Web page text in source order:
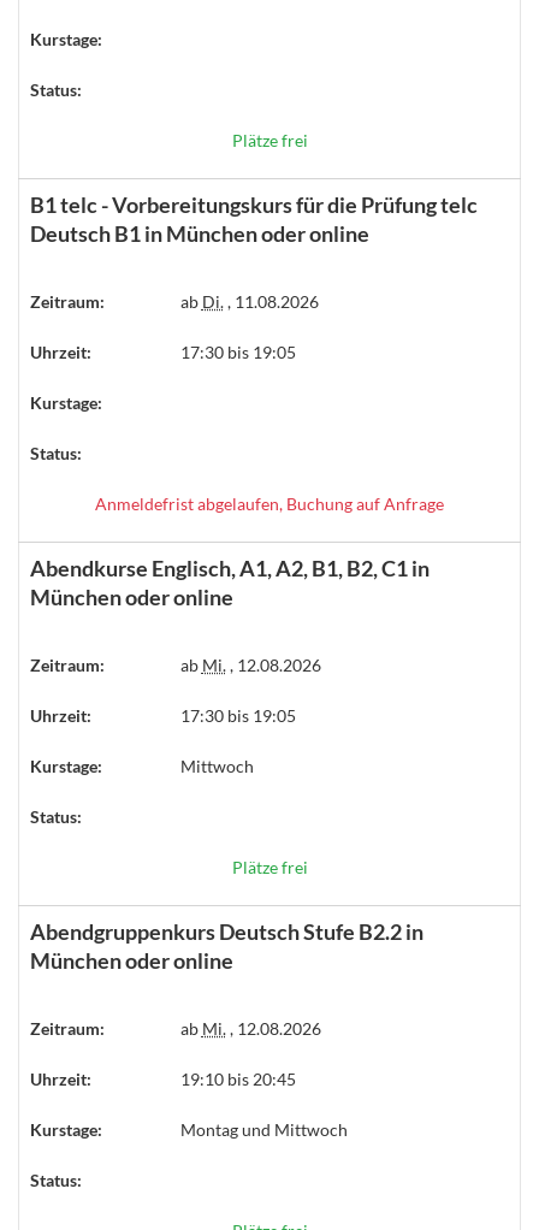
Kurstage:
Status:
Plätze frei
B1 telc - Vorbereitungskurs für die Prüfung telc
Deutsch B1 in München oder online
Zeitraum: ab Di., 11.08.2026
Uhrzeit: 17:30 bis 19:05
Kurstage:
Status:
Anmeldefrist abgelaufen, Buchung auf Anfrage
Abendkurse Englisch, A1, A2, B1, B2, C1 in
München oder online
Zeitraum: ab Mi., 12.08.2026
Uhrzeit: 17:30 bis 19:05
Kurstage: Mittwoch
Status:
Plätze frei
Abendgruppenkurs Deutsch Stufe B2.2 in
München oder online
Zeitraum: ab Mi., 12.08.2026
Uhrzeit: 19:10 bis 20:45
Kurstage: Montag und Mittwoch
Status: